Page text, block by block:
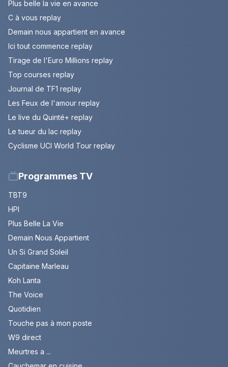
Plus belle la vie en avance
C à vous replay
Demain nous appartient en avance
Ici tout commence replay
Tirage de l'Euro Millions replay
Top courses replay
Journal de TF1 replay
Les Feux de l'amour replay
Le live du Quinté+ replay
Le tueur du lac replay
Cyclisme UCI World Tour replay
Programmes TV
TBT9
HPI
Plus Belle La Vie
Demain Nous Appartient
Un Si Grand Soleil
Capitaine Marleau
Koh Lanta
The Voice
Quotidien
Touche pas à mon poste
W9 direct
Meurtres a ...